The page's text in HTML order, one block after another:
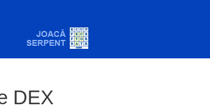
DEX